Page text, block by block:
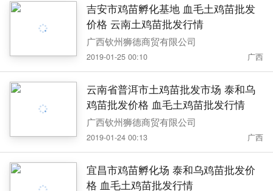
吉安市鸡苗孵化基地 血毛土鸡苗批发
价格 云南土鸡苗批发行情
广西钦州狮德商贸有限公司
2019-01-25 00:10 广西
云南省普洱市土鸡苗批发市场 泰和乌
鸡苗批发价格 血毛土鸡苗批发行情
广西钦州狮德商贸有限公司
2019-01-24 00:13 广西
宜昌市鸡苗孵化场 泰和乌鸡苗批发价
格 血毛土鸡苗批发行情